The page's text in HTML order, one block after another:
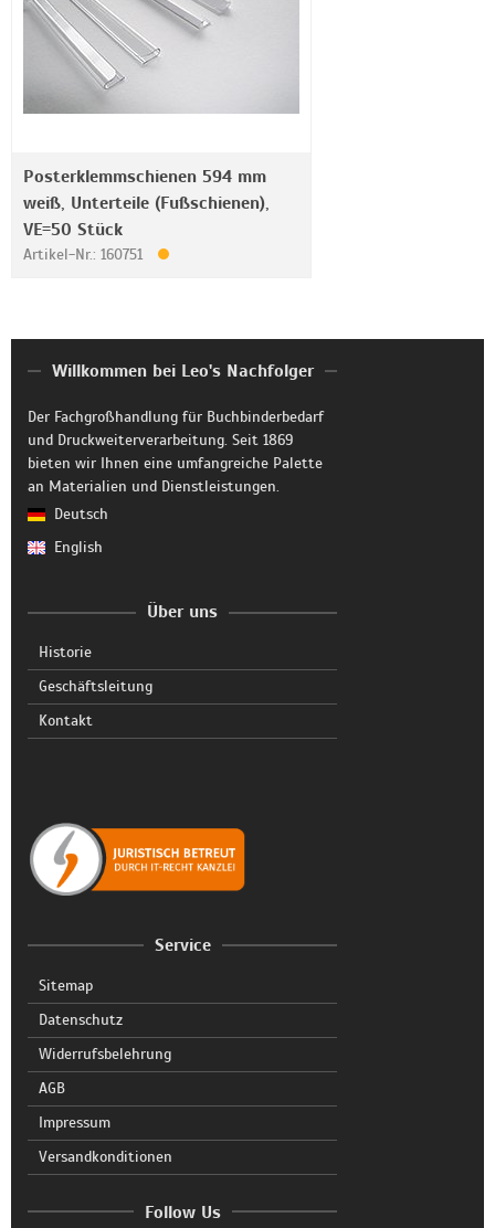
Posterklemmschienen 594 mm
weiß, Unterteile (Fußschienen),
VE=50 Stück
Artikel-Nr.: 160751
Willkommen bei Leo's Nachfolger
Der Fachgroßhandlung für Buchbinderbedarf
und Druckweiterverarbeitung. Seit 1869
bieten wir Ihnen eine umfangreiche Palette
an Materialien und Dienstleistungen.
Deutsch
English
Über uns
Historie
Geschäftsleitung
Kontakt
Service
Sitemap
Datenschutz
Widerrufsbelehrung
AGB
Impressum
Versandkonditionen
Follow Us